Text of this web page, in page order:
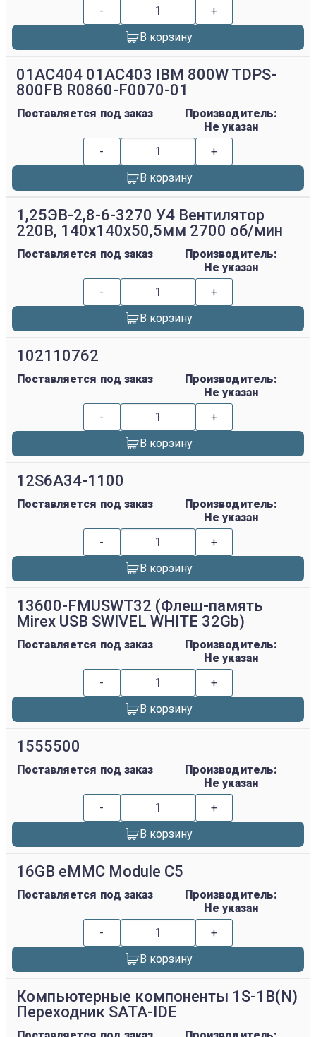
-
+
В корзину
01AC404 01AC403 IBM 800W TDPS-
800FB R0860-F0070-01
Поставляется под заказ
Производитель:
Не указан
-
+
В корзину
1,25ЭВ-2,8-6-3270 У4 Вентилятор
220В, 140х140х50,5мм 2700 об/мин
Поставляется под заказ
Производитель:
Не указан
-
+
В корзину
102110762
Поставляется под заказ
Производитель:
Не указан
-
+
В корзину
12S6A34-1100
Поставляется под заказ
Производитель:
Не указан
-
+
В корзину
13600-FMUSWT32 (Флеш-память
Mirex USB SWIVEL WHITE 32Gb)
Поставляется под заказ
Производитель:
Не указан
-
+
В корзину
1555500
Поставляется под заказ
Производитель:
Не указан
-
+
В корзину
16GB eMMC Module C5
Поставляется под заказ
Производитель:
Не указан
-
+
В корзину
Компьютерные компоненты 1S-1B(N)
Переходник SATA-IDE